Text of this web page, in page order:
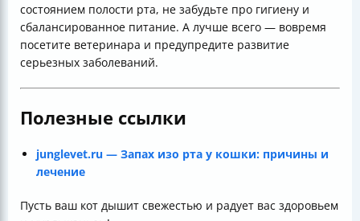
состоянием полости рта, не забудьте про гигиену и
сбалансированное питание. А лучше всего — вовремя
посетите ветеринара и предупредите развитие
серьезных заболеваний.
Полезные ссылки
junglevet.ru — Запах изо рта у кошки: причины и
лечение
Пусть ваш кот дышит свежестью и радует вас здоровьем